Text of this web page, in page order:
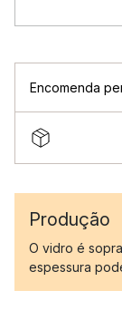
Encomenda
Produção
O vidro é
espessura